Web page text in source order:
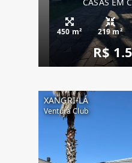
450 m² 219 m²
R$
XANGRI-LÁ
Ventura Club